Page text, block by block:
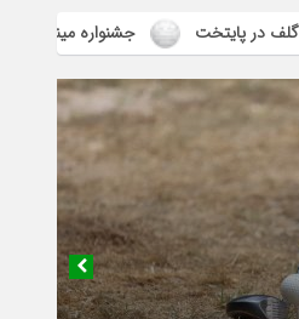
جشنواره مینی‌گلف هفته جوان در